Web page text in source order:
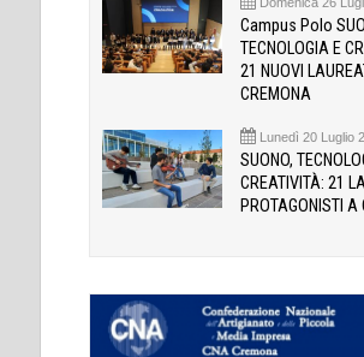
Campus Polo
TECNOLOGIA E
21 NUOVI
CREMONA
Lunedì 20 Luglio
SUONO,
CREATIVITÀ: 21
PROTAGONISTI A